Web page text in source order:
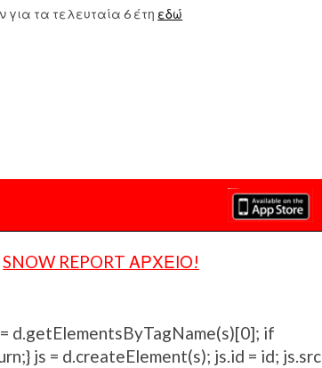
για τα τελευταία 6 έτη εδώ
SNOW REPORT ΑΡΧΕΙΟ!
d.getElementsByTagName(s)[0]; if
js = d.createElement(s); js.id = id; js.src